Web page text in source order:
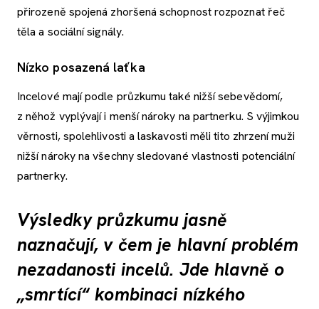
přirozeně spojená zhoršená schopnost rozpoznat řeč
těla a sociální signály.
Nízko posazená laťka
Incelové mají podle průzkumu také nižší sebevědomí,
z něhož vyplývají i menší nároky na partnerku. S výjimkou
věrnosti, spolehlivosti a laskavosti měli tito zhrzení muži
nižší nároky na všechny sledované vlastnosti potenciální
partnerky.
Výsledky průzkumu jasně
naznačují, v čem je hlavní problém
nezadanosti incelů. Jde hlavně o
„smrtící“ kombinaci nízkého